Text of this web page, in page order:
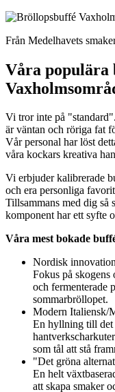
Från Medelhavets
Våra populära
Vi tror inte på
är väntan och röriga fat
Vår personal har löst
våra kockars kreativa
Vi erbjuder kalibrerade
och era personliga
Tillsammans med dig så
komponent har ett syfte
Våra mest bokade
Nordisk
Fokus på
och fermenterade
sommarbröllopet.
Modern Italiensk/
En hyllning till det
som tål att stå
"Det gröna
En helt
att skapa smaker